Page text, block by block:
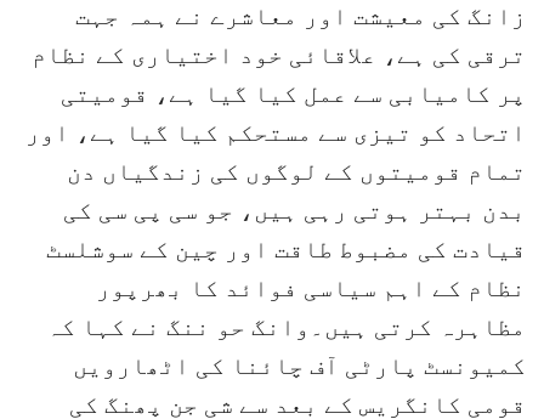
زانگ کی معیشت اور معاشرے نے ہمہ جہت
ترقی کی ہے، علاقائی خود اختیاری کے نظام
پر کامیابی سے عمل کیا گیا ہے، قومیتی
اتحاد کو تیزی سے مستحکم کیا گیا ہے، اور
تمام قومیتوں کے لوگوں کی زندگیاں دن
بدن بہتر ہوتی رہی ہیں، جو سی پی سی کی
قیادت کی مضبوط طاقت اور چین کے سوشلسٹ
نظام کے اہم سیاسی فوائد کا بھرپور
مظاہرہ کرتی ہیں۔وانگ حو ننگ نے کہا کہ
کمیونسٹ پارٹی آف چائنا کی اٹھارویں
قومی کانگریس کے بعد سے شی جن پھنگ کی